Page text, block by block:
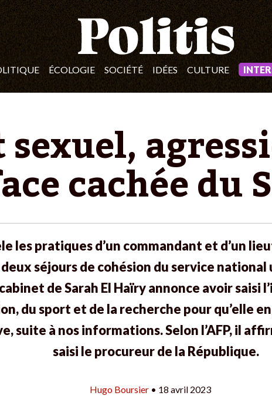
ÉCOLOGIE SOCIÉTÉ IDÉES CULTURE
cachée du
les pratiques d’un commandant et d’un
séjours de cohésion du service national
de Sarah El Haïry annonce avoir saisi
du sport et de la recherche pour qu’elle
suite à nos informations. Selon l’AFP, il
saisi le procureur de la République.
Hugo Boursier • 18 avril 2023